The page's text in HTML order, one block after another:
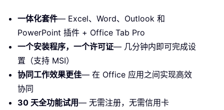
一体化套件— Excel、Word、Outlook 和
PowerPoint 插件 + Office Tab Pro
一个安装程序，一个许可证— 几分钟内即可完成设
置（支持 MSI）
协同工作效果更佳— 在 Office 应用之间实现高效
协同
30 天全功能试用— 无需注册，无需信用卡